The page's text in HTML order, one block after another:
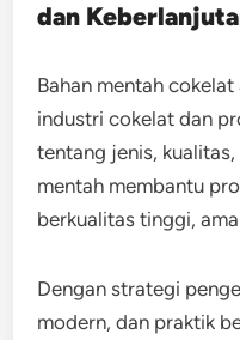
dan
Bahan mentah
industri cokelat dan
tentang jenis,
mentah membantu
berkualitas tinggi,
Dengan strategi
modern, dan praktik